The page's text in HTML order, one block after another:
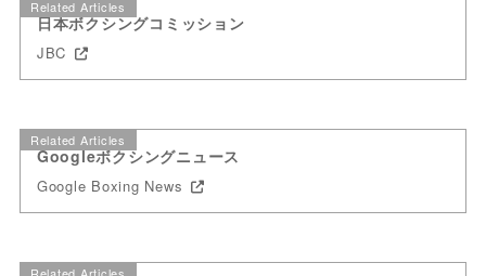
Related Articles
日本ボクシングコミッション
JBC
Related Articles
Googleボクシングニュース
Google Boxing News
Related Articles